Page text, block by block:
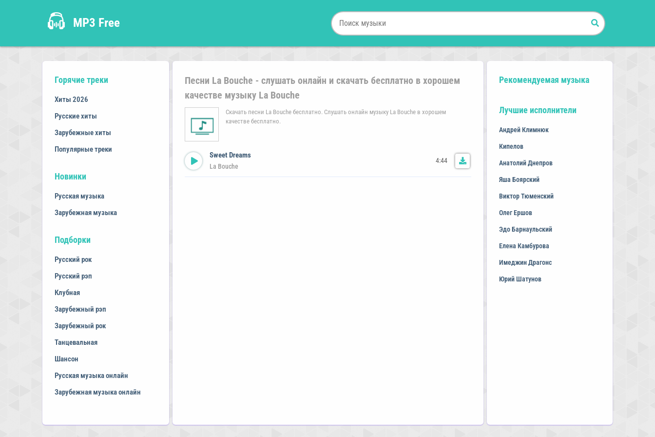
MP3 Free
Горячие треки
Хиты 2026
Русские хиты
Зарубежные хиты
Популярные треки
Новинки
Русская музыка
Зарубежная музыка
Подборки
Русский рок
Русский рэп
Клубная
Зарубежный рэп
Зарубежный рок
Танцевальная
Шансон
Русская музыка онлайн
Зарубежная музыка онлайн
Песни La Bouche - слушать онлайн и скачать бесплатно в хорошем
качестве музыку La Bouche
Скачать песни La Bouche бесплатно. Слушать онлайн музыку La Bouche в хорошем
качестве бесплатно.
Sweet Dreams
La Bouche
4:44
Рекомендуемая музыка
Лучшие исполнители
Андрей Климнюк
Кипелов
Анатолий Днепров
Яша Боярский
Виктор Тюменский
Олег Ершов
Эдо Барнаульский
Елена Камбурова
Имеджин Драгонс
Юрий Шатунов